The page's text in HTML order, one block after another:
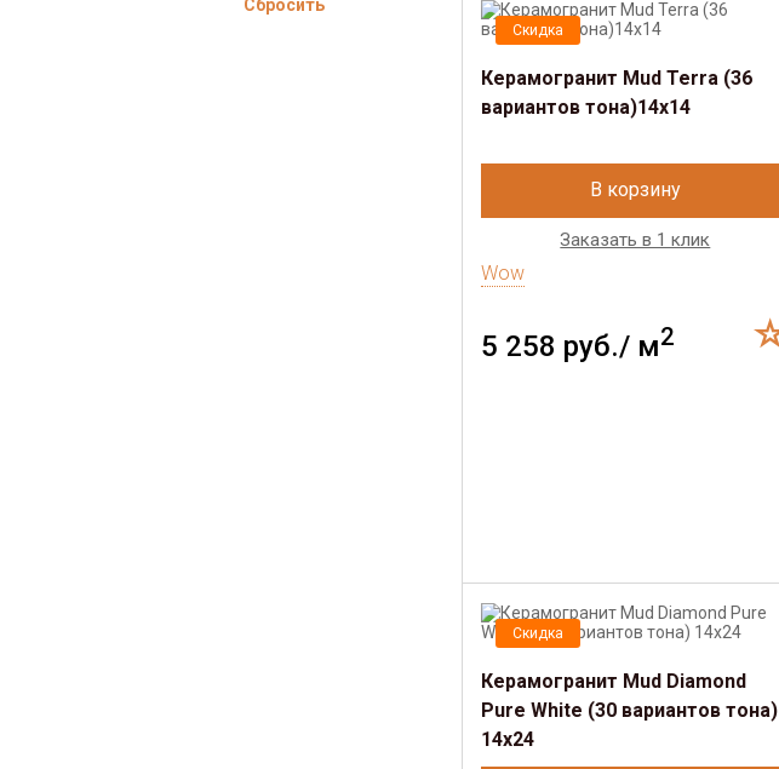
Сбросить
Скидка
Керамогранит Mud Terra (36
вариантов тона)14х14
В корзину
Заказать в 1 клик
Wow
5 258 руб./ м2
Скидка
Керамогранит Mud Diamond
Pure White (30 вариантов тона)
14х24